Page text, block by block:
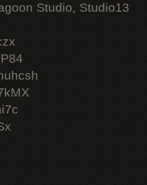
Studio, Studio13